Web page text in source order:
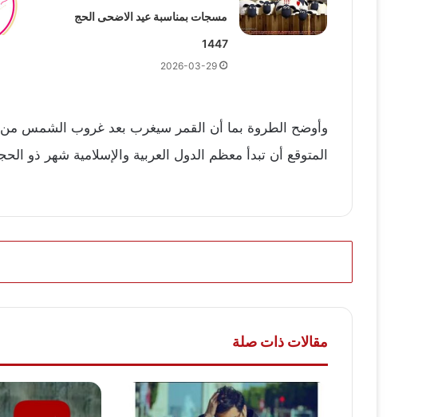
مسجات بمناسبة عيد الاضحى الحج
1447
2026-03-29
وأوضح الطروة بما أن القمر سيغرب بعد غروب الشمس من
المتوقع أن تبدأ معظم الدول العربية والإسلامية شهر ذو الحجة يوم الثلاثاء الموافق 21 اغسطس القادم،
مقالات ذات صلة